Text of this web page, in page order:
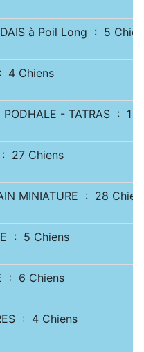
à Poil Long : 5
4 Chiens
PODHALE - TATRAS : 1
: 27 Chiens
MINIATURE : 28
: 5 Chiens
: 6 Chiens
: 4 Chiens